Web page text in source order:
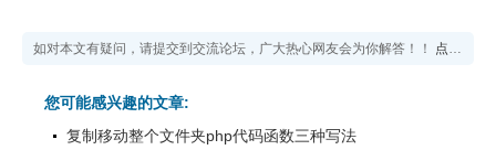
如对本文有疑问，请提交到交流论坛，广大热心网友会为你解答！！ 点击进入论坛
您可能感兴趣的文章:
复制移动整个文件夹php代码函数三种写法